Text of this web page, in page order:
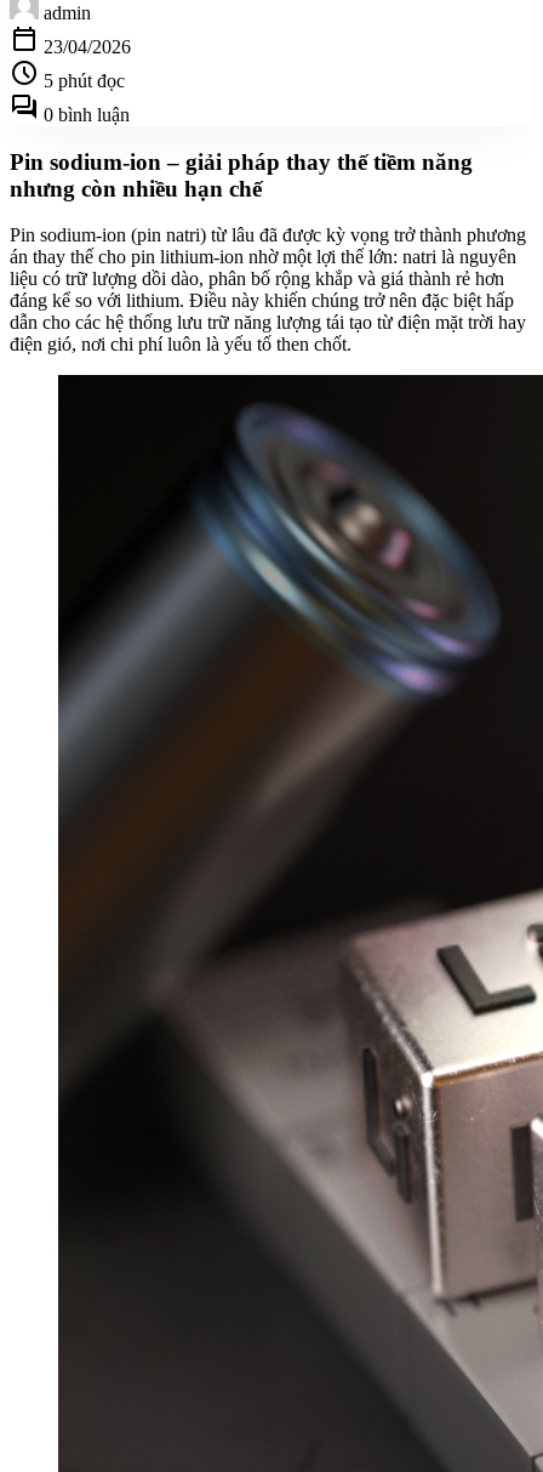
admin
calendar_today 23/04/2026
schedule 5 phút đọc
forum 0 bình luận
Pin sodium-ion – giải pháp thay thế tiềm năng
nhưng còn nhiều hạn chế
Pin sodium-ion (pin natri) từ lâu đã được kỳ vọng trở thành phương
án thay thế cho pin lithium-ion nhờ một lợi thế lớn: natri là nguyên
liệu có trữ lượng dồi dào, phân bố rộng khắp và giá thành rẻ hơn
đáng kể so với lithium. Điều này khiến chúng trở nên đặc biệt hấp
dẫn cho các hệ thống lưu trữ năng lượng tái tạo từ điện mặt trời hay
điện gió, nơi chi phí luôn là yếu tố then chốt.